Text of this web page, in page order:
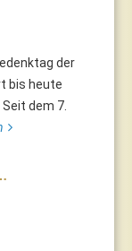
der
bis heute
dem 7.